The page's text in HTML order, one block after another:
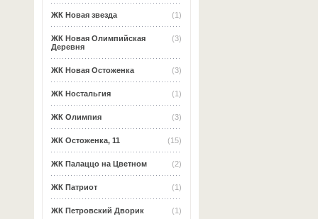
(1)
ЖК Новая звезда
(3)
ЖК Новая Олимпийская
Деревня
(3)
ЖК Новая Остоженка
(1)
ЖК Ностальгия
(3)
ЖК Олимпия
(15)
ЖК Остоженка, 11
(2)
ЖК Палаццо на Цветном
(1)
ЖК Патриот
(1)
ЖК Петровский Дворик